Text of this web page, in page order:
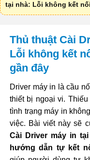
tại nhà: Lỗi không kết
Thủ thuật Cài
Lỗi không kết
gần đây
Driver máy in là cầu
thiết bị ngoại vi.
tình trạng máy in
việc. Bài viết này sẽ
Cài Driver máy in
hướng dẫn tự kết